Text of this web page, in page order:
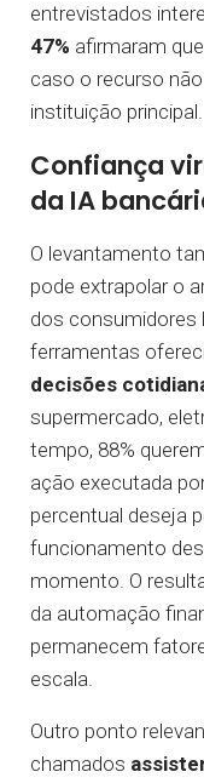
entrevistados
47% afirmaram
caso o recurso
instituição principal.
Confiança
da IA
O levantamento
pode extrapolar o
dos consumidores
ferramentas
decisões
supermercado,
tempo, 88%
ação executada
percentual deseja
funcionamento
momento. O
da automação
permanecem
escala.
Outro ponto
chamados